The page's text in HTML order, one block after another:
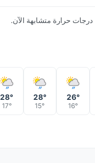
درجات حرارة متشابهة الآن.
26°
16°
28°
15°
28°
17°